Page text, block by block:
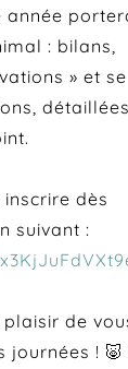
année
: bilans,
» et se
détaillées
dès
suivant :
de
! 🐷